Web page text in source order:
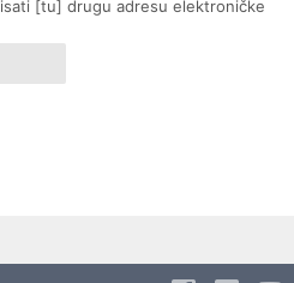
[tu] drugu adresu elektroničke